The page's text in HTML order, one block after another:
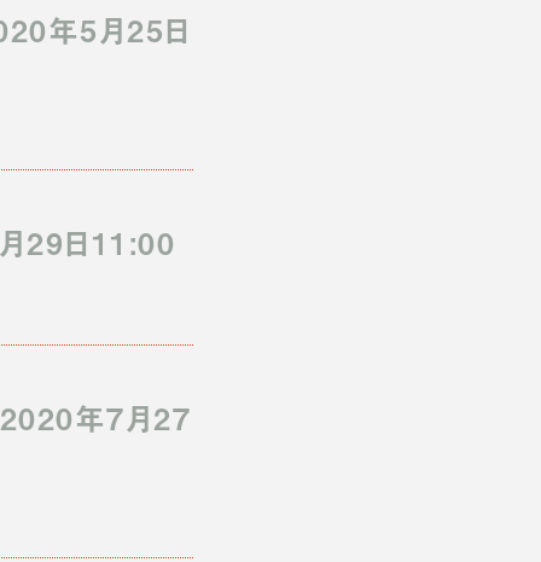
年5月25日
29日11:00
2020年7月27